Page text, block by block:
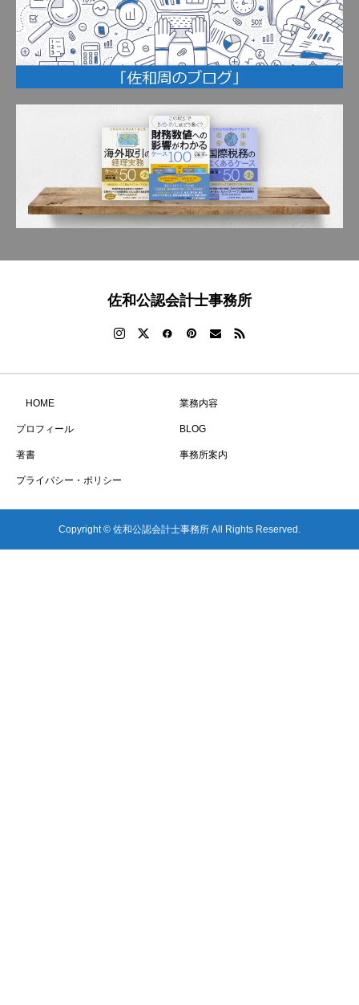
佐和公認会計士事務所
HOME 業務内容
プロフィール BLOG
著書 事務所案内
プライバシー・ポリシー
Copyright © 佐和公認会計士事務所 All Rights Reserved.